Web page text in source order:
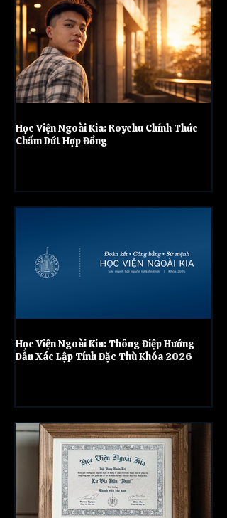
Học Viện Ngoài Kia: Roychu Chính Thức
Chấm Dứt Hợp Đồng
Học Viện Ngoài Kia: Thông Điệp Hướng
Dẫn Xác Lập Tính Đặc Thù Khóa 2026